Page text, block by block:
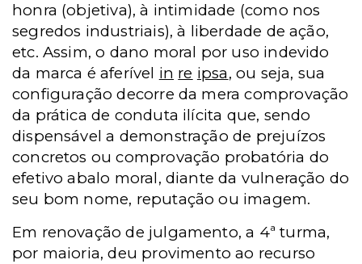
honra (objetiva), à intimidade (como nos
segredos industriais), à liberdade de ação,
etc. Assim, o dano moral por uso indevido
da marca é aferível in re ipsa, ou seja, sua
configuração decorre da mera comprovação
da prática de conduta ilícita que, sendo
dispensável a demonstração de prejuízos
concretos ou comprovação probatória do
efetivo abalo moral, diante da vulneração do
seu bom nome, reputação ou imagem.
Em renovação de julgamento, a 4ª turma,
por maioria, deu provimento ao recurso